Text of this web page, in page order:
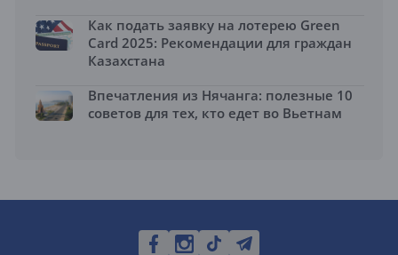
Как подать заявку на лотерею Green
Card 2025: Рекомендации для граждан
Казахстана
Впечатления из Нячанга: полезные 10
советов для тех, кто едет во Вьетнам